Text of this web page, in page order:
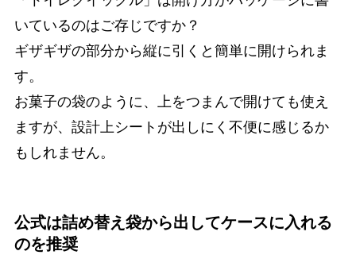
いているのはご存じですか？
ギザギザの部分から縦に引くと簡単に開けられま
す。
お菓子の袋のように、上をつまんで開けても使え
ますが、設計上シートが出しにく不便に感じるか
もしれません。
公式は詰め替え袋から出してケースに入れる
のを推奨